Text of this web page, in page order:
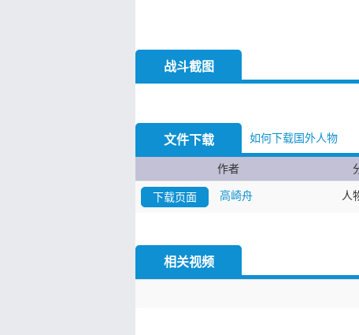
战斗截图
文件下载 如何下载国外人物
作者
下载页面
高崎舟 人
相关视频